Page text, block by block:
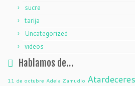
sucre
tarija
Uncategorized
videos
Hablamos de…
11 de octubre Adela Zamudio Atardeceres